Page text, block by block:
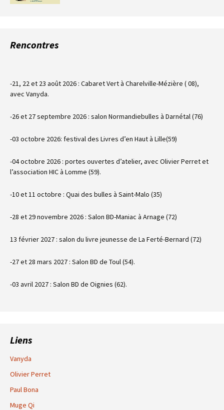
Rencontres
-21, 22 et 23 août 2026 : Cabaret Vert à Charelville-Mézière ( 08),
avec Vanyda.
-26 et 27 septembre 2026 : salon Normandiebulles à Darnétal (76)
-03 octobre 2026: festival des Livres d’en Haut à Lille(59)
-04 octobre 2026 : portes ouvertes d’atelier, avec Olivier Perret et
l’association HIC à Lomme (59).
-10 et 11 octobre : Quai des bulles à Saint-Malo (35)
-28 et 29 novembre 2026 : Salon BD-Maniac à Arnage (72)
13 février 2027 : salon du livre jeunesse de La Ferté-Bernard (72)
-27 et 28 mars 2027 : Salon BD de Toul (54).
-03 avril 2027 : Salon BD de Oignies (62).
Liens
Vanyda
Olivier Perret
Paul Bona
Muge Qi